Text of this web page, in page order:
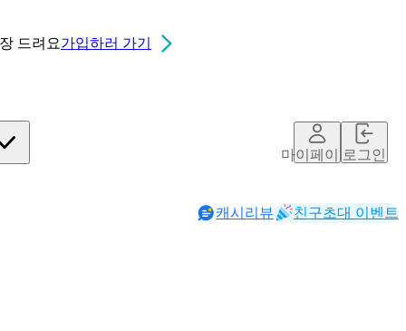
드려요가입하러 가기
마이페이지로그인
캐시리뷰 친구초대 이벤트